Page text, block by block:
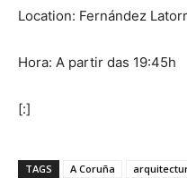
Location: Fernández
Hora: A partir das 19:45h
[:]
TAGS A Coruña